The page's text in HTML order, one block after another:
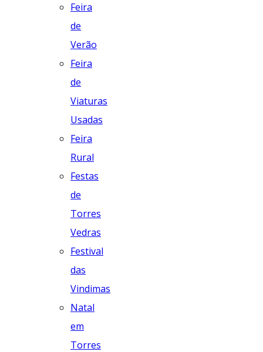
Feira
de
Verão
Feira
de
Viaturas
Usadas
Feira
Rural
Festas
de
Torres
Vedras
Festival
das
Vindimas
Natal
em
Torres